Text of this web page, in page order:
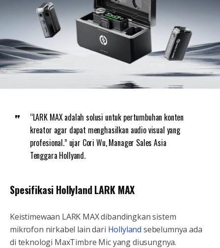
“LARK MAX adalah solusi untuk pertumbuhan konten
kreator agar dapat menghasilkan audio visual yang
profesional.” ujar Cori Wu, Manager Sales Asia
Tenggara Hollyand.
Spesifikasi Hollyland LARK MAX
Keistimewaan LARK MAX dibandingkan sistem
mikrofon nirkabel lain dari Hollyland sebelumnya ada
di teknologi MaxTimbre Mic yang diusungnya.